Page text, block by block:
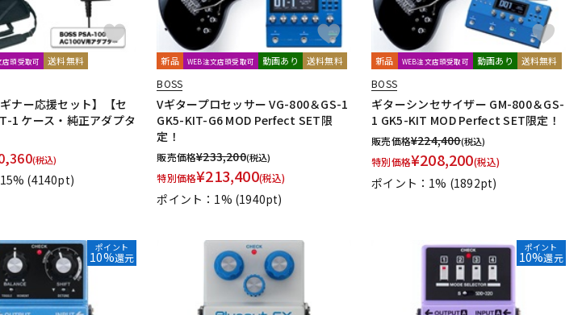
店頭受取可 送料無料
ギナー応援セット】【セ
1 ケース・純正アダプタ
(税込)
(4140pt)
新品 WEB注文店頭受取可 動画あり 送料無料
BOSS
Vギタープロセッサー VG-800＆GS-1
GK5-KIT-G6 MOD Perfect SET限
定！
販売価格¥233,200(税込)
特別価格¥213,400(税込)
ポイント：1% (1940pt)
新品 WEB注文店頭受取可 動画あり 送料無料
BOSS
ギターシンセサイザー GM-800＆GS-
1 GK5-KIT MOD Perfect SET限定！
販売価格¥224,400(税込)
特別価格¥208,200(税込)
ポイント：1% (1892pt)
ポイント
10%還元
ポイント
10%還元